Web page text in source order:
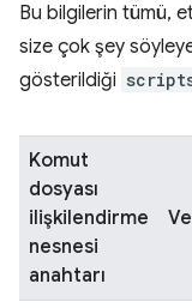
Bu bilgilerin tümü,
size çok şey
gösterildiği
Komut
dosyası
ilişkilendirme
nesnesi
anahtarı